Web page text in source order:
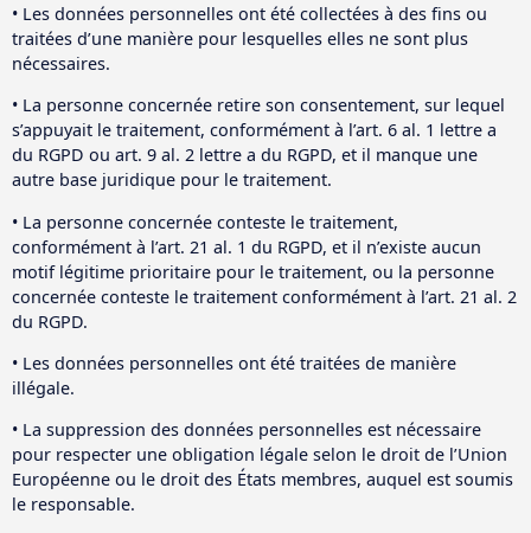
• Les données personnelles ont été collectées à des fins ou
traitées d’une manière pour lesquelles elles ne sont plus
nécessaires.
• La personne concernée retire son consentement, sur lequel
s’appuyait le traitement, conformément à l’art. 6 al. 1 lettre a
du RGPD ou art. 9 al. 2 lettre a du RGPD, et il manque une
autre base juridique pour le traitement.
• La personne concernée conteste le traitement,
conformément à l’art. 21 al. 1 du RGPD, et il n’existe aucun
motif légitime prioritaire pour le traitement, ou la personne
concernée conteste le traitement conformément à l’art. 21 al. 2
du RGPD.
• Les données personnelles ont été traitées de manière
illégale.
• La suppression des données personnelles est nécessaire
pour respecter une obligation légale selon le droit de l’Union
Européenne ou le droit des États membres, auquel est soumis
le responsable.